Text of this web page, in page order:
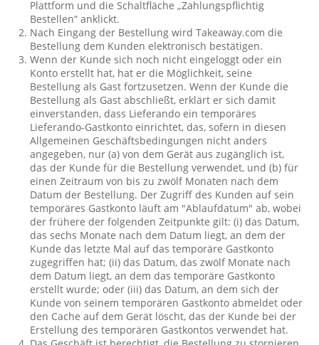
Plattform und die Schaltfläche „Zahlungspflichtig
Bestellen“ anklickt.
Nach Eingang der Bestellung wird Takeaway.com die
Bestellung dem Kunden elektronisch bestätigen.
Wenn der Kunde sich noch nicht eingeloggt oder ein
Konto erstellt hat, hat er die Möglichkeit, seine
Bestellung als Gast fortzusetzen. Wenn der Kunde die
Bestellung als Gast abschließt, erklärt er sich damit
einverstanden, dass Lieferando ein temporäres
Lieferando-Gastkonto einrichtet, das, sofern in diesen
Allgemeinen Geschäftsbedingungen nicht anders
angegeben, nur (a) von dem Gerät aus zugänglich ist,
das der Kunde für die Bestellung verwendet, und (b) für
einen Zeitraum von bis zu zwölf Monaten nach dem
Datum der Bestellung. Der Zugriff des Kunden auf sein
temporäres Gastkonto läuft am "Ablaufdatum" ab, wobei
der frühere der folgenden Zeitpunkte gilt: (i) das Datum,
das sechs Monate nach dem Datum liegt, an dem der
Kunde das letzte Mal auf das temporäre Gastkonto
zugegriffen hat; (ii) das Datum, das zwölf Monate nach
dem Datum liegt, an dem das temporäre Gastkonto
erstellt wurde; oder (iii) das Datum, an dem sich der
Kunde von seinem temporären Gastkonto abmeldet oder
den Cache auf dem Gerät löscht, das der Kunde bei der
Erstellung des temporären Gastkontos verwendet hat.